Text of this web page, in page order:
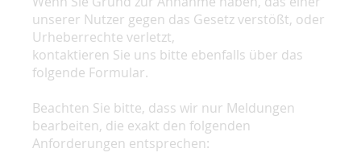
unserer Nutzer gegen das Gesetz verstößt, oder
Urheberrechte verletzt,
kontaktieren Sie uns bitte ebenfalls über das
folgende Formular.
Beachten Sie bitte, dass wir nur Meldungen
bearbeiten, die exakt den folgenden
Anforderungen entsprechen: